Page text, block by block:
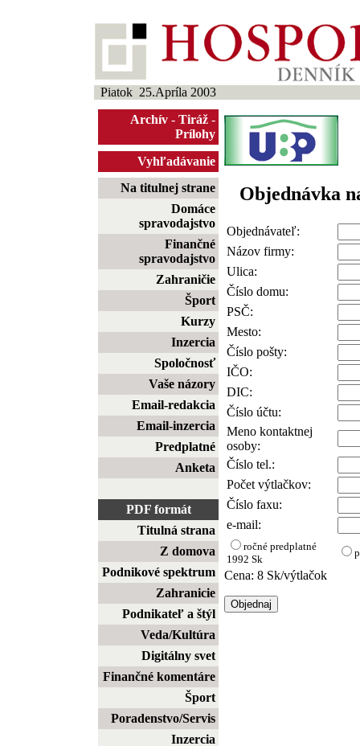
Piatok 25.Apríla 2003
Archív - Tiráž -
Prílohy
Vyhľadávanie
Na titulnej strane
Domáce
spravodajstvo
Finančné
spravodajstvo
Zahraničie
Šport
Kurzy
Inzercia
Spoločnosť
Vaše názory
Email-redakcia
Email-inzercia
Predplatné
Anketa
PDF formát
Titulná strana
Z domova
Podnikové spektrum
Zahranicie
Podnikateľ a štýl
Veda/Kultúra
Digitálny svet
Finančné komentáre
Šport
Poradenstvo/Servis
Inzercia
Objednávka
Objednávateľ:
Názov firmy:
Ulica:
Číslo domu:
PSČ:
Mesto:
Číslo pošty:
IČO:
DIC:
Číslo účtu:
Meno kontaktnej
osoby:
Číslo tel.:
Počet výtlačkov:
Číslo faxu:
e-mail:
ročné predplatné
1992 Sk
Cena: 8 Sk/výtlačok